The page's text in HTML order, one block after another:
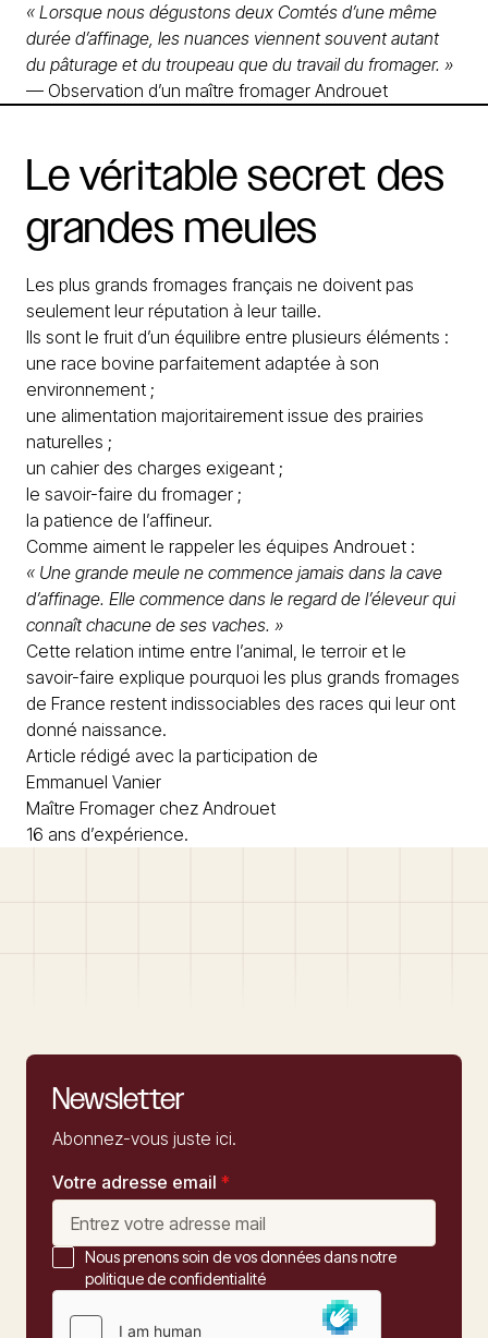
« Lorsque nous dégustons deux Comtés d’une même
durée d’affinage, les nuances viennent souvent autant
du pâturage et du troupeau que du travail du fromager. »
— Observation d’un maître fromager Androuet
Le véritable secret des
grandes meules
Les plus grands fromages français ne doivent pas
seulement leur réputation à leur taille.
Ils sont le fruit d’un équilibre entre plusieurs éléments :
une race bovine parfaitement adaptée à son
environnement ;
une alimentation majoritairement issue des prairies
naturelles ;
un cahier des charges exigeant ;
le savoir-faire du fromager ;
la patience de l’affineur.
Comme aiment le rappeler les équipes Androuet :
« Une grande meule ne commence jamais dans la cave
d’affinage. Elle commence dans le regard de l’éleveur qui
connaît chacune de ses vaches. »
Cette relation intime entre l’animal, le terroir et le
savoir-faire explique pourquoi les plus grands fromages
de France restent indissociables des races qui leur ont
donné naissance.
Article rédigé avec la participation de
Emmanuel Vanier
Maître Fromager chez Androuet
16 ans d’expérience.
Newsletter
Abonnez-vous juste ici.
Votre adresse email *
Nous prenons soin de vos données dans notre
politique de confidentialité